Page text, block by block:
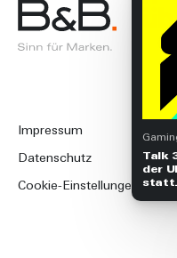
Impressum
Datenschutz
Cookie-Einstellungen
Talk
der